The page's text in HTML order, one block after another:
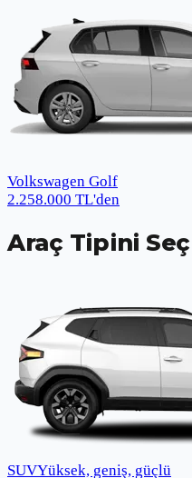
Volkswagen Golf
2.258.000 TL'den
Araç Tipini Seç
SUVYüksek, geniş, güçlü